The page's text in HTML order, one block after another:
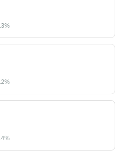
%
%
%